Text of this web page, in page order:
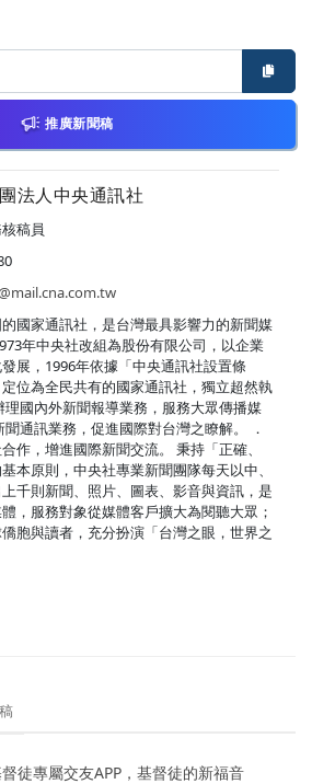
推廣新聞稿
法人中央通訊社
稿員
國家通訊社，是台灣最具影響力的新聞媒
年中央社改組為股份有限公司，以企業
展，1996年依據「中央通訊社設置條
位為全民共有的國家通訊社，獨立超然執
國內外新聞報導業務，服務大眾傳播媒
通訊業務，促進國際對台灣之瞭解。 ．
作，增進國際新聞交流。 秉持「正確、
本原則，中央社專業新聞團隊每天以中、
千則新聞、照片、圖表、影音與資訊，是
，服務對象從媒體客戶擴大為閱聽大眾；
胞與讀者，充分扮演「台灣之眼，世界之
徒專屬交友APP，基督徒的新福音